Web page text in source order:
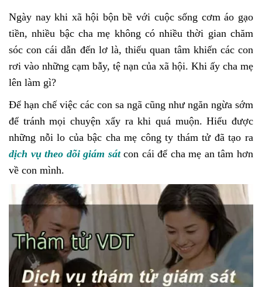
Ngày nay khi xã hội bộn bề với cuộc sống cơm áo gạo
tiền, nhiều bậc cha mẹ không có nhiều thời gian chăm
sóc con cái dẫn đến lơ là, thiếu quan tâm khiến các con
rơi vào những cạm bẫy, tệ nạn của xã hội. Khi ấy cha mẹ
lên làm gì?
Để hạn chế việc các con sa ngã cũng như ngăn ngừa sớm
để tránh mọi chuyện xẩy ra khi quá muộn. Hiểu được
những nỗi lo của bậc cha mẹ công ty thám tử đã tạo ra
dịch vụ theo dõi giám sátcon cái để cha mẹ an tâm hơn
về con mình.